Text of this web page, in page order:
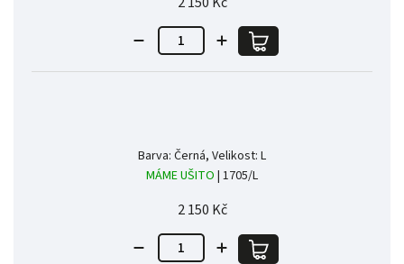
Barva: Černá, Velikost: L
MÁME UŠITO | 1705/L
2 150 Kč